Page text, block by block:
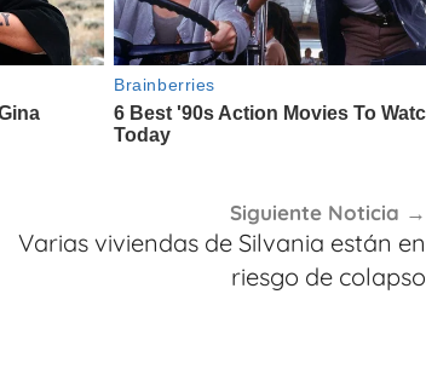
Siguiente Noticia
Varias viviendas de Silvania están en
riesgo de colapso